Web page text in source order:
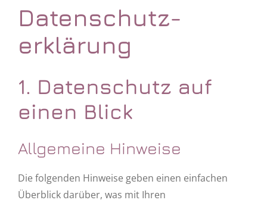
Glückliche Kundinnen
Über Uns
News
Datenschutz­
erklärung
1. Datenschutz auf
einen Blick
Allgemeine Hinweise
Die folgenden Hinweise geben einen einfachen
Überblick darüber, was mit Ihren